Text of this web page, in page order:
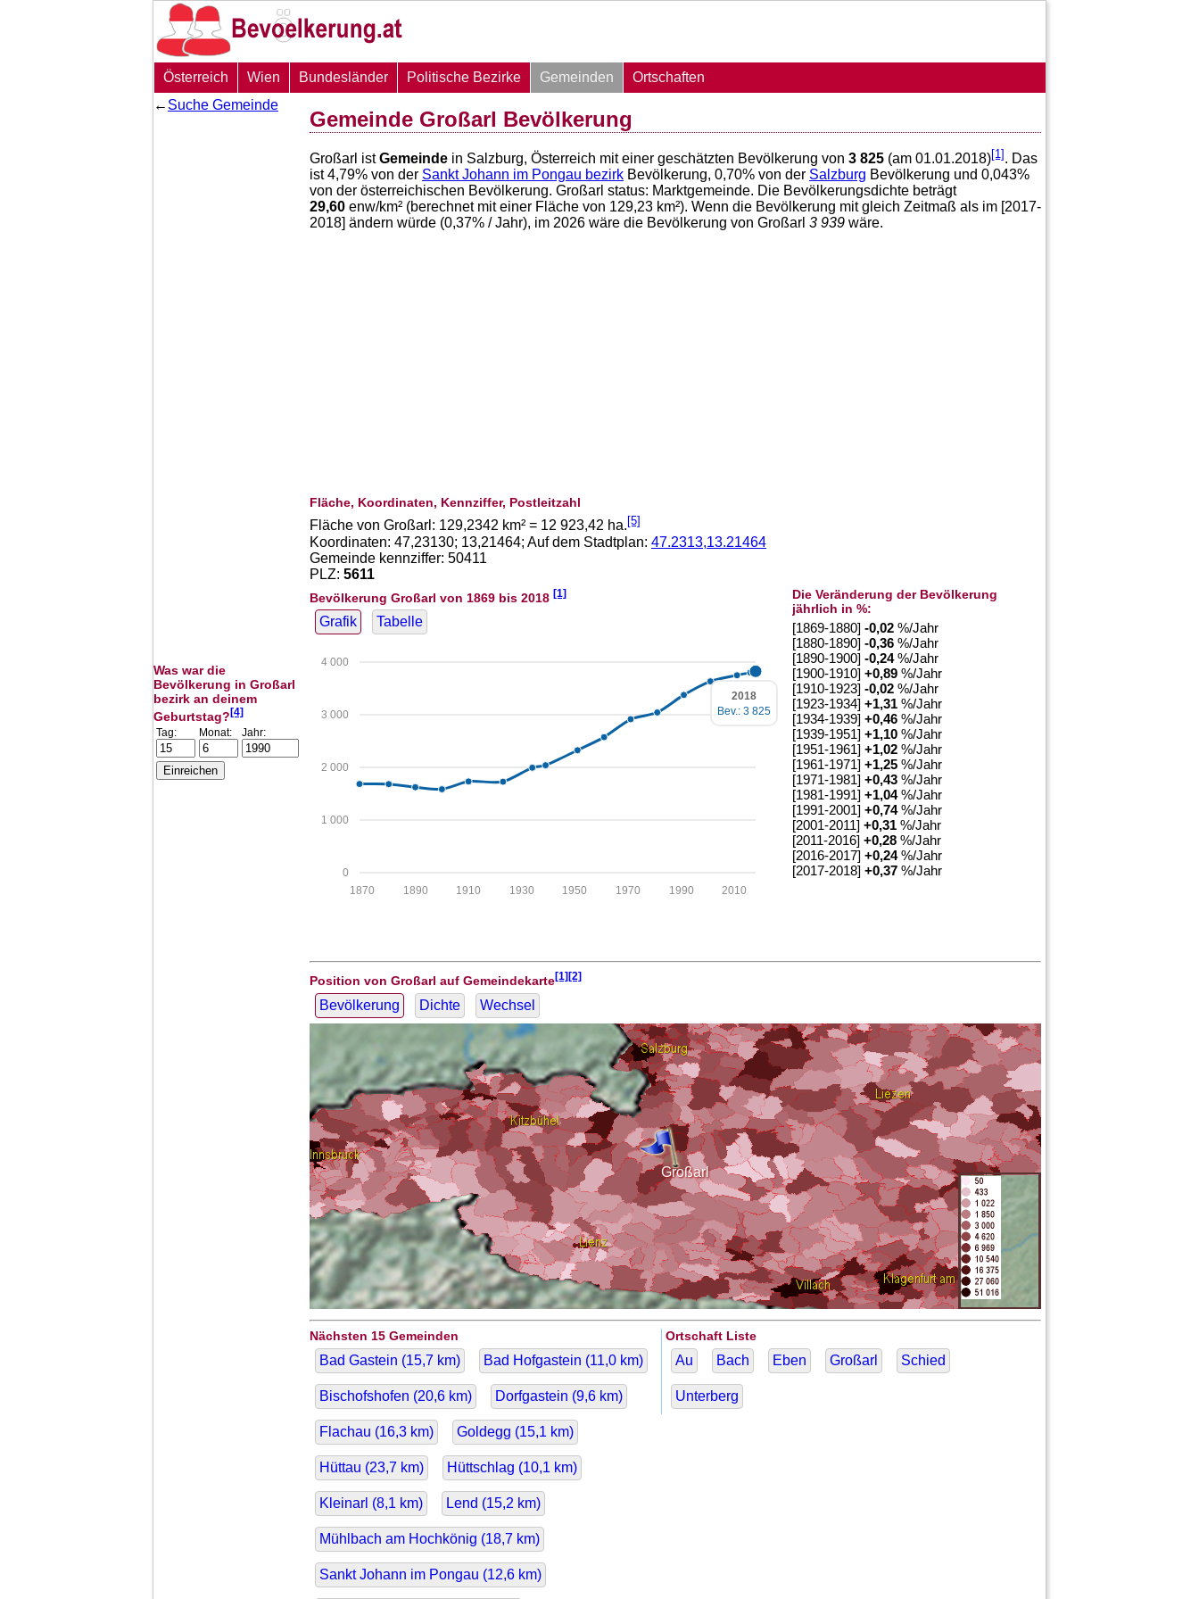
Österreich Wien Bundesländer Politische Bezirke Gemeinden
Ortschaften
← Suche Gemeinde
Was war die
Bevölkerung in Großarl
bezirk an deinem
Geburtstag?[4]
Tag: Monat: Jahr:
Gemeinde Großarl Bevölkerung
Großarl istGemeinde in Salzburg, Österreich mit einer geschätzten Bevölkerung von 3 825 (am 01.01.2018)[1] . Das
ist4,79% von der Sankt Johann im Pongau bezirk Bevölkerung, 0,70% von der Salzburg Bevölkerung und 0,043%
von der österreichischen Bevölkerung. Großarl status: Marktgemeinde. Die Bevölkerungsdichte beträgt
29,60 enw/km² (berechnet mit einer Fläche von 129,23 km²). Wenn die Bevölkerung mit gleich Zeitmaß als im [2017-
2018] ändern würde (0,37% / Jahr), im 2026 wäre die Bevölkerung von Großarl 3 939 wäre.
Fläche, Koordinaten, Kennziffer, Postleitzahl
Fläche von Großarl: 129,2342 km² = 12 923,42 ha. [5]
Koordinaten: 47,23130; 13,21464; Auf dem Stadtplan: 47.2313,13.21464
Gemeinde kennziffer: 50411
PLZ: 5611
Bevölkerung Großarl von 1869 bis 2018 [1]
Grafik Tabelle
0
1 000
2 000
3 000
4 000
2010
1990
1970
1950
1930
1910
1890
1870
2018
Bev.: 3 825
Die Veränderung der Bevölkerung
jährlich in %:
[1869-1880]-0,02 %/Jahr
[1880-1890]-0,36 %/Jahr
[1890-1900]-0,24%/Jahr
[1900-1910]+0,89 %/Jahr
[1910-1923]-0,02 %/Jahr
[1923-1934]+1,31 %/Jahr
[1934-1939]+0,46 %/Jahr
[1939-1951]+1,10 %/Jahr
[1951-1961]+1,02 %/Jahr
[1961-1971]+1,25 %/Jahr
[1971-1981]+0,43 %/Jahr
[1981-1991]+1,04%/Jahr
[1991-2001]+0,74%/Jahr
[2001-2011]+0,31 %/Jahr
[2011-2016]+0,28 %/Jahr
[2016-2017]+0,24%/Jahr
[2017-2018]+0,37 %/Jahr
Position von Großarl auf Gemeindekarte[1][2]
Bevölkerung Dichte Wechsel
Großarl
Nächsten 15 Gemeinden
Bad Gastein (15,7 km) Bad Hofgastein (11,0 km)
Bischofshofen (20,6 km) Dorfgastein (9,6 km)
Flachau (16,3 km) Goldegg (15,1 km)
Hüttau (23,7 km) Hüttschlag (10,1 km)
Kleinarl (8,1 km) Lend (15,2 km)
Mühlbach am Hochkönig (18,7 km)
Sankt Johann im Pongau (12,6 km)
Ortschaft Liste
Au Bach Eben Großarl Schied
Unterberg